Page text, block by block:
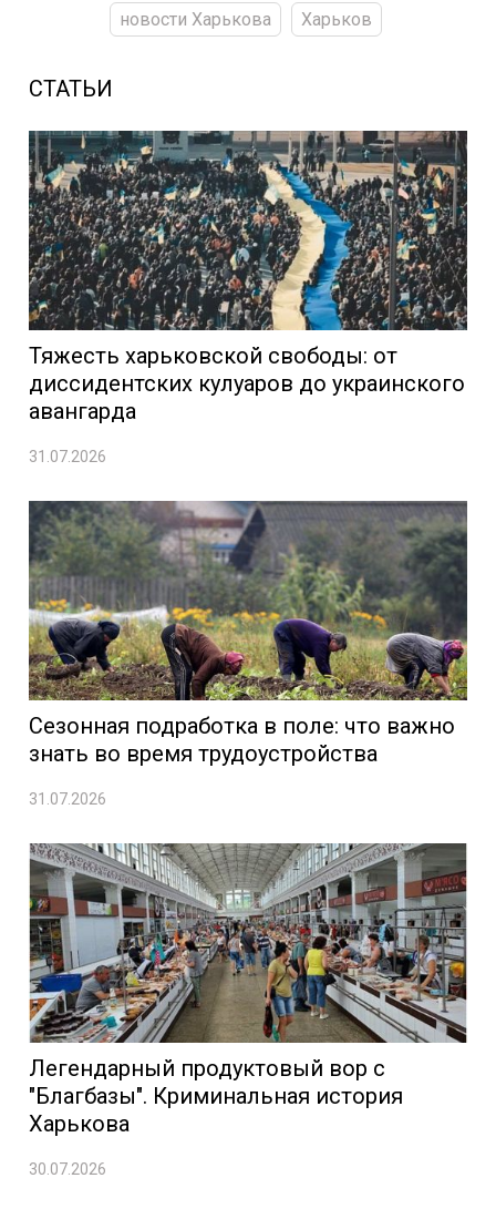
новости Харькова Харьков
СТАТЬИ
Тяжесть харьковской свободы: от
диссидентских кулуаров до украинского
авангарда
31.07.2026
Сезонная подработка в поле: что важно
знать во время трудоустройства
31.07.2026
Легендарный продуктовый вор с
"Благбазы". Криминальная история
Харькова
30.07.2026